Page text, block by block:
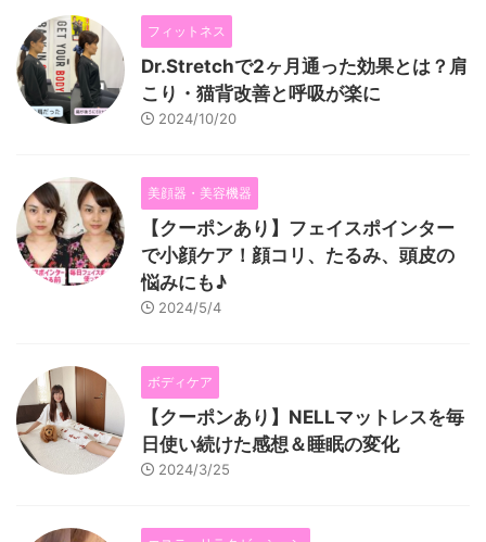
フィットネス
Dr.Stretchで2ヶ月通った効果とは？肩
こり・猫背改善と呼吸が楽に
2024/10/20
美顔器・美容機器
【クーポンあり】フェイスポインター
で小顔ケア！顔コリ、たるみ、頭皮の
悩みにも♪
2024/5/4
ボディケア
【クーポンあり】NELLマットレスを毎
日使い続けた感想＆睡眠の変化
2024/3/25